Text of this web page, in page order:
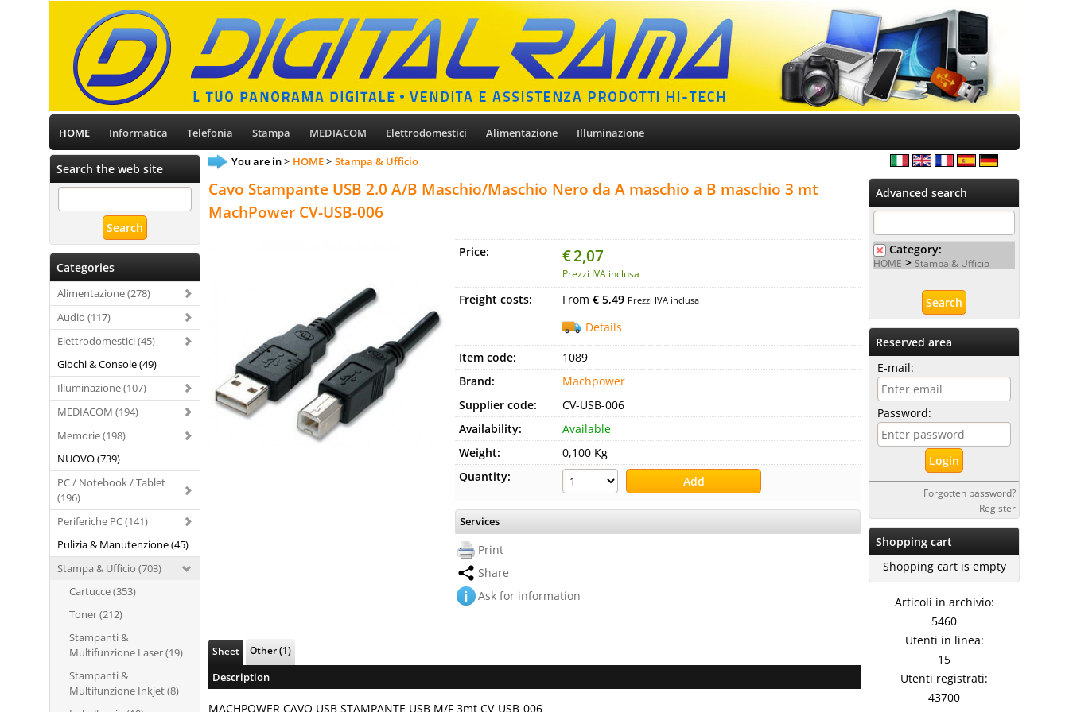
HOME Informatica Telefonia Stampa MEDIACOM Elettrodomestici Alimentazione Illuminazione
Search the web site
Categories
Alimentazione (278)
Audio (117)
Elettrodomestici (45)
Giochi & Console (49)
Illuminazione (107)
MEDIACOM (194)
Memorie (198)
NUOVO (739)
PC / Notebook / Tablet
(196)
Periferiche PC (141)
Pulizia & Manutenzione (45)
Stampa & Ufficio (703)
Cartucce (353)
Toner (212)
Stampanti &
Multifunzione Laser (19)
Stampanti &
Multifunzione Inkjet (8)
You are in HOME Stampa & Ufficio
Cavo Stampante USB 2.0 A/B Maschio/Maschio Nero da A maschio a B maschio 3 mt
MachPower CV-USB-006
Price: €2,07
Prezzi IVA inclusa
Freight costs: From € 5,49 Prezzi IVA inclusa
Details
Item code:
1089
Brand:
Machpower
Supplier code:
CV-USB-006
Availability:
Available
Weight:
0,100 Kg
Quantity:
Services
Print
Share
Ask for information
Sheet Other (1)
Description
MACHPOWER CAVO USB STAMPANTE USB M/F 3mt CV-USB-006
Advanced search
Category:
HOME > Stampa & Ufficio
Reserved area
E-mail:
Password:
Forgotten password?
Register
Shopping cart
Shopping cart is empty
Articoli in archivio:
5460
Utenti in linea:
15
Utenti registrati:
43700